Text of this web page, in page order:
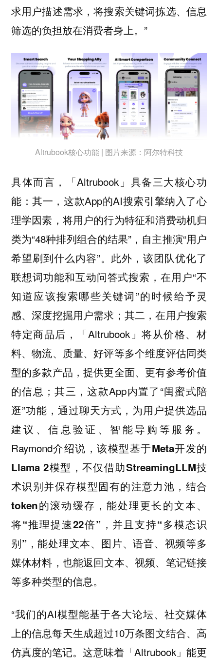
求用户描述需求，将搜索关键词拣选、信息
筛选的负担放在消费者身上。”
Altrubook核心功能 | 图片来源：阿尔特科技
具体而言，「Altrubook」具备三大核心功
能：其一，这款App的AI搜索引擎纳入了心
理学因素，将用户的行为特征和消费动机归
类为“48种排列组合的结果”，自主推演“用户
希望刷到什么内容”。此外，该团队优化了
联想词功能和互动问答式搜索，在用户“不
知道应该搜索哪些关键词”的时候给予灵
感、深度挖掘用户需求；其二，在用户搜索
特定商品后，「Altrubook」将从价格、材
料、物流、质量、好评等多个维度评估同类
型的多款产品，提供更全面、更有参考价值
的信息；其三，这款App内置了“闺蜜式陪
逛”功能，通过聊天方式，为用户提供选品
建议、信息验证、智能导购等服务。
Raymond介绍说，该模型基于Meta开发的
Llama 2模型，不仅借助StreamingLLM技
术识别并保存模型固有的注意力池，结合
token的滚动缓存，能处理更长的文本、
将“推理提速22倍”，并且支持“多模态识
别”，能处理文本、图片、语音、视频等多
媒体材料 ，也能返回文本、视频、笔记链接
等多种类型的信息。
“我们的AI模型能基于各大论坛、社交媒体
上的信息每天生成超过10万条图文结合、高
仿真度的笔记。这意味着「Altrubook」能更